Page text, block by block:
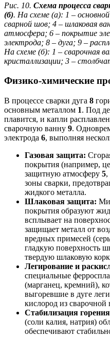
Рис. 10. Схема процесса
(б). На схеме (а): 1 –
сварной шов; 4 – шлаковая
атмосфера; 6 – покрытие
электрода; 8 – дуга; 9 –
На схеме (б): 1 – сварочная
кристаллизации; 3 –
Физико-химические
В процессе сварки дуга 8
основным металлом 1. Под
плавится, и капли
сварочную ванну 9.
электрода 6, выполняя
Газовая защита:
покрытия (например,
защитную атмосферу 5,
зоны сварки,
жидкого металла.
Шлаковая защита:
покрытия образуют
всплывает на
защищает металл от
вредных примесей
гладкую поверхность
твердую шлаковую
Легирование и
специальные
(марганец, кремний),
выгоревшие в дуге
кислород из сварочной
Стабилизация
(соли калия, натрия)
обеспечивают